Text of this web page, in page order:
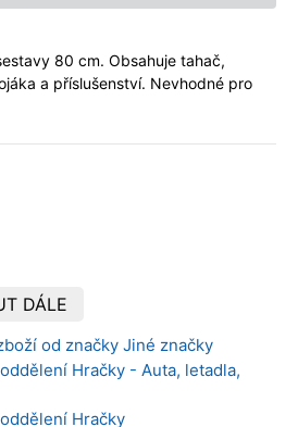
80 cm. Obsahuje tahač,
a příslušenství. Nevhodné pro
DÁLE
od značky Jiné značky
Hračky - Auta, letadla,
Hračky